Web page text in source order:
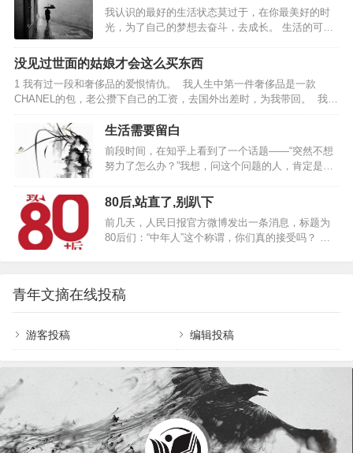
成。” 只有耐得住性子，集中精力在每一件事情上死
磕，才能…
理 ，而这篇关于《如何自我管理》 在今天看来，
依旧对我有很多启发，也许诸君看过，便常看常
新；如若尚未看过，那便是一个好好思考的机会。
这篇文章（Managing Oneselfby Peter F. Drucker）
我认识的最好的生活状态莫过于，在你最美好的时
光，为了自己的梦想去奋斗，去成长。 生活的可怕
角，变得碌碌无为，安于现状，懒得去努力生活，
只想混吃等死得过一辈子。 但这样的生活是你想要
的吗？ 成长就是不断地挣扎和折腾。每个人都要学
会成长，而成长，你首先要学会面对孤独，学会坚
强。 人生总是要不断成长，不断经历挫折的，经历
风霜，即便坠入深渊，饱受折磨，更不能放弃，一
次次站起来，不能认输也不许认输。 因为你要成
长…
没见过世面的姑娘才会这么买东西
1 我有过一段和奢侈品的爱恨情仇。 我人生中第一件奢侈品是一款
CHANEL的包，老公攒下自己的工资，去国外出差时，为我带回。 我爱
不释手，在家里的试衣镜前，换上一套又一套精致服饰来搭配它。后来
有一天，我把它背到了公司，原本想要吸引艳羡的眼光，却被人误以为
我买了高仿。 这件事情的后遗症是：我把一切归结为自己平时不爱买贵
的，所以被人瞧不起。我甚至在当时写下这样的话：你什么都嫌贵，别
人就嫌你便宜。 但时至…
生活需要留白
前段时间，在知乎上看到了一个话题——“突然不想
努力了怎么办？”我想，问这个问题的人，肯定是个
律的厌倦，要么是对现状疲于奔命的迷茫。01很多
时候，是周围的环境，给我们营造了一种急追猛赶
的紧迫感，仿佛一点点的松懈都会让我们满盘皆
输。记得今年6月份的时候，刚结束完旅行，就迅速
落于人后的我，每天不到6点就起来，然后看书，输
出，之后洗漱上班，晚上下班前运动健身，回到家
还要听课…
80后,站直了,别趴下
前几天，人民日报官方微博发出一条消息，标题为
80后们：“中年人”这个称谓，你们真的接受吗？ 正
地说我是个70后。 但是我是出生在79年的11月，所
以从小的身边的玩伴大都是80后，我也就不自觉地
把自己归类到了80后的行列。 我还记得在一不留神
冲过30岁大关的时候，我就开始不自觉地忽略自己
青年文摘在线投稿
游客投稿 编辑投稿